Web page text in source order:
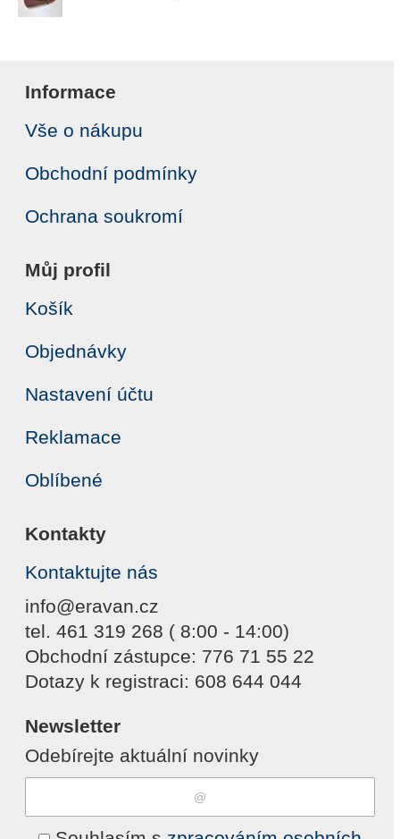
Informace
Vše o nákupu
Obchodní podmínky
Ochrana soukromí
Můj profil
Košík
Objednávky
Nastavení účtu
Reklamace
Oblíbené
Kontakty
Kontaktujte nás
info@eravan.cz
tel. 461 319 268 ( 8:00 - 14:00)
Obchodní zástupce: 776 71 55 22
Dotazy k registraci: 608 644 044
Newsletter
Odebírejte aktuální novinky